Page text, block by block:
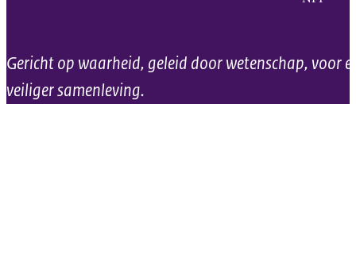
Gericht op waarheid, geleid door wetenschap, voor
veiliger samenleving.